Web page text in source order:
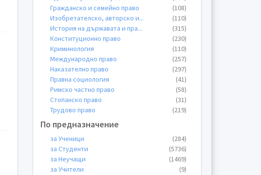
Конспекти
(39)
Курсови работи
(1312)
ЛИС
(2)
Лекции
(2628)
Общи материали
(312)
Пищови
(270)
Планове
(19)
Презентации
(215)
Проекти
(24)
Протоколи
(6)
Реферати
(500)
Тестове
Упражнения
(60)
Уроци
(33)
Учебници
(8)
Формуляри
(25)
Гражданско и семейно право
(108)
Изобретателско, авторско и...
(110)
История на държавата и пра...
(315)
Конституционно право
(230)
Криминология
(110)
Международно право
(257)
Наказателно право
(297)
Правна социология
(41)
Римско частно право
(58)
Стопанско право
(31)
Трудово право
(219)
По предназначение
за Ученици
(284)
за Студенти
(5736)
за Неучащи
(1469)
за Учители
(9)